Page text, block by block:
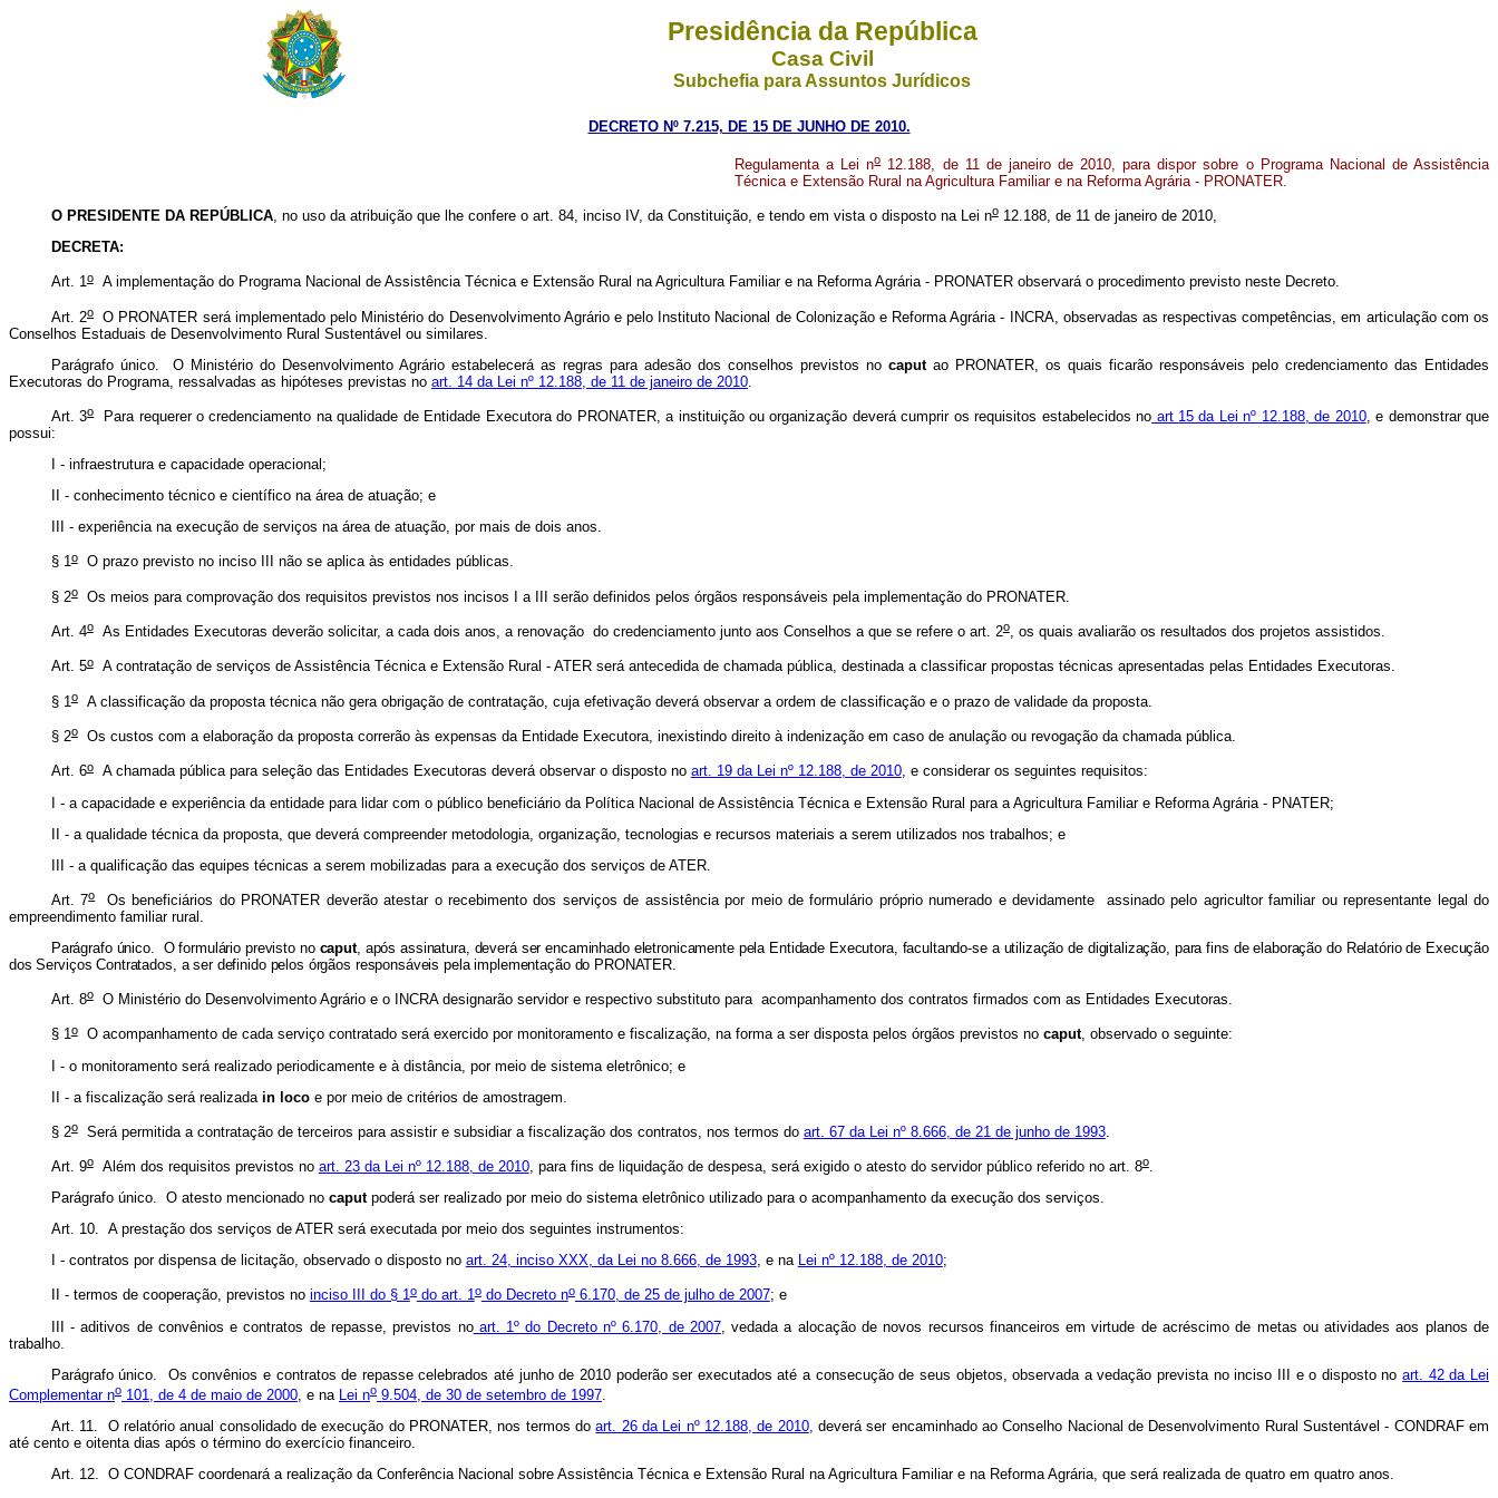
Presidência da República
Casa Civil
Subchefia para Assuntos Jurídicos
DECRETO Nº 7.215, DE 15 DE JUNHO DE 2010.
Regulamenta a Lei no12.188, de 11 de janeiro de 2010, para dispor sobre o Programa Nacional de Assistência
Técnica e Extensão Rural na Agricultura Familiar e na Reforma Agrária - PRONATER.
O PRESIDENTE DA REPÚBLICA, no uso da atribuição que lhe confere o art. 84, inciso IV, da Constituição, e tendo em vista o disposto na Lei no12.188, de 11 de janeiro de 2010,
DECRETA:
Art. 1oA implementação do Programa Nacional de Assistência Técnica e Extensão Rural na Agricultura Familiar e na Reforma Agrária - PRONATER observará o procedimento previsto neste Decreto.
Art. 2oO PRONATER será implementado pelo Ministério do Desenvolvimento Agrário e pelo Instituto Nacional de Colonização e Reforma Agrária - INCRA, observadas as respectivas competências, em articulação com os
Conselhos Estaduais de Desenvolvimento Rural Sustentável ou similares.
Parágrafo único. O Ministério do Desenvolvimento Agrário estabelecerá as regras para adesão dos conselhos previstos no caputao PRONATER, os quais ficarão responsáveis pelo credenciamento das Entidades
Executoras do Programa, ressalvadas as hipóteses previstas no art. 14 da Lei nº 12.188, de 11 de janeiro de 2010
Art. 3oPara requerer o credenciamento na qualidade de Entidade Executora do PRONATER, a instituição ou organização deverá cumprir os requisitos estabelecidos no art 15 da Lei nº 12.188, de 2010, e demonstrar que
possui:
I - infraestrutura e capacidade operacional;
II - conhecimento técnico e científico na área de atuação; e
III - experiência na execução de serviços na área de atuação, por mais de dois anos.
§ 1oO prazo previsto no inciso III não se aplica às entidades públicas.
§ 2oOs meios para comprovação dos requisitos previstos nos incisos I a III serão definidos pelos órgãos responsáveis pela implementação do PRONATER.
Art. 4oAs Entidades Executoras deverão solicitar, a cada dois anos, a renovação do credenciamento junto aos Conselhos a que se refere o art. 2o, os quais avaliarão os resultados dos projetos assistidos.
Art. 5oA contratação de serviços de Assistência Técnica e Extensão Rural - ATER será antecedida de chamada pública, destinada a classificar propostas técnicas apresentadas pelas Entidades Executoras.
§ 1oA classificação da proposta técnica não gera obrigação de contratação, cuja efetivação deverá observar a ordem de classificação e o prazo de validade da proposta.
§ 2oOs custos com a elaboração da proposta correrão às expensas da Entidade Executora, inexistindo direito à indenização em caso de anulação ou revogação da chamada pública.
Art. 6oA chamada pública para seleção das Entidades Executoras deverá observar o disposto no art. 19 da Lei nº 12.188, de 2010, e considerar os seguintes requisitos:
I - a capacidade e experiência da entidade para lidar com o público beneficiário da Política Nacional de Assistência Técnica e Extensão Rural para a Agricultura Familiar e Reforma Agrária - PNATER;
II - a qualidade técnica da proposta, que deverá compreender metodologia, organização, tecnologias e recursos materiais a serem utilizados nos trabalhos; e
III - a qualificação das equipes técnicas a serem mobilizadas para a execução dos serviços de ATER.
Art. 7oOs beneficiários do PRONATER deverão atestar o recebimento dos serviços de assistência por meio de formulário próprio numerado e devidamente assinado pelo agricultor familiar ou representante legal do
empreendimento familiar rural.
Parágrafo único. O formulário previsto no caput, após assinatura, deverá ser encaminhado eletronicamente pela Entidade Executora, facultando-se a utilização de digitalização, para fins de elaboração do Relatório de Execução
dos Serviços Contratados, a ser definido pelos órgãos responsáveis pela implementação do PRONATER.
Art. 8oO Ministério do Desenvolvimento Agrário e o INCRA designarão servidor e respectivo substituto para acompanhamento dos contratos firmados com as Entidades Executoras.
§ 1oO acompanhamento de cada serviço contratado será exercido por monitoramento e fiscalização, na forma a ser disposta pelos órgãos previstos no caput, observado o seguinte:
I - o monitoramento será realizado periodicamente e à distância, por meio de sistema eletrônico; e
II - a fiscalização será realizada in locoe por meio de critérios de amostragem.
§ 2oSerá permitida a contratação de terceiros para assistir e subsidiar a fiscalização dos contratos, nos termos do art. 67 da Lei nº 8.666, de 21 de junho de 1993.
Art. 9oAlém dos requisitos previstos no art. 23 da Lei nº 12.188, de 2010, para fins de liquidação de despesa, será exigido o atesto do servidor público referido no art. 8o.
Parágrafo único. O atesto mencionado no caputpoderá ser realizado por meio do sistema eletrônico utilizado para o acompanhamento da execução dos serviços.
Art. 10. A prestação dos serviços de ATER será executada por meio dos seguintes instrumentos:
I - contratos por dispensa de licitação, observado o disposto no art. 24, inciso XXX, da Lei no 8.666, de 1993, e na Lei nº 12.188, de 2010;
II - termos de cooperação, previstos no inciso III do § 1odo art. 1odo Decreto no6.170, de 25 de julho de 2007; e
III - aditivos de convênios e contratos de repasse, previstos noart. 1º do Decreto nº 6.170, de 2007, vedada a alocação de novos recursos financeiros em virtude de acréscimo de metas ou atividades aos planos de
trabalho.
Parágrafo único. Os convênios e contratos de repasse celebrados até junho de 2010 poderão ser executados até a consecução de seus objetos, observada a vedação prevista no inciso III e o disposto noart. 42 da Lei
Complementar no 101, de 4 de maio de 2000 , e na Lei no 9.504, de 30 de setembro de 1997
Art. 11. O relatório anual consolidado de execução do PRONATER, nos termos doart. 26 da Lei nº 12.188, de 2010, deverá ser encaminhado ao Conselho Nacional de Desenvolvimento Rural Sustentável - CONDRAF em
até cento e oitenta dias após o término do exercício financeiro.
Art. 12. O CONDRAF coordenará a realização da Conferência Nacional sobre Assistência Técnica e Extensão Rural na Agricultura Familiar e na Reforma Agrária, que será realizada de quatro em quatro anos.